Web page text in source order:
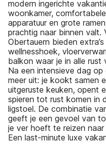
modern ingerichte
woonkamer,
apparatuur en grote
prachtig naar binnen valt.
Obertauern bieden
wellnesshoek,
balkon waar je in alle
Na een intensieve dag
meer uit: je kookt samen
uitgeruste keuken, opent
spieren tot rust komen in
ligstoel. De combinatie
geeft je een gevoel van
je ver hoeft te reizen
Een last-minute luxe